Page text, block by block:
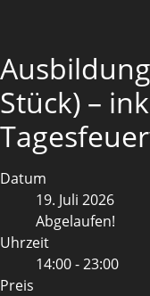
Stück) –
Datum
19. Juli 2026
Abgelaufen!
Uhrzeit
14:00 - 23:00
Preis